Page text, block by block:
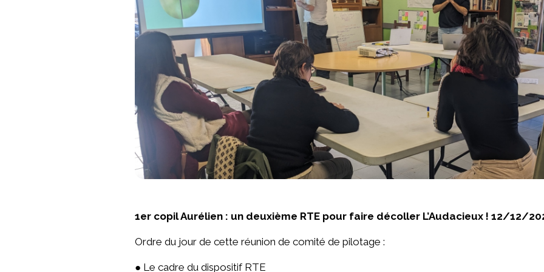
1er copil Aurélien : un deuxième RTE pour faire décoller L’Audacieux ! 12/12/
Ordre du jour de cette réunion de comité de pilotage :
● Le cadre du dispositif RTE